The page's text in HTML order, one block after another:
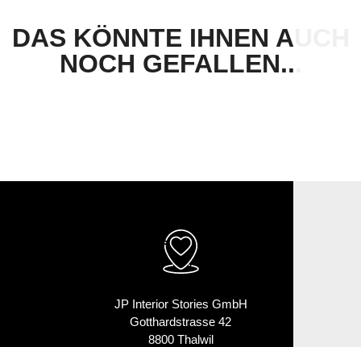
DAS KÖNNTE IHNEN AUCH
NOCH GEFALLEN...
JP Interior Stories GmbH
Gotthardstrasse 42
8800 Thalwil